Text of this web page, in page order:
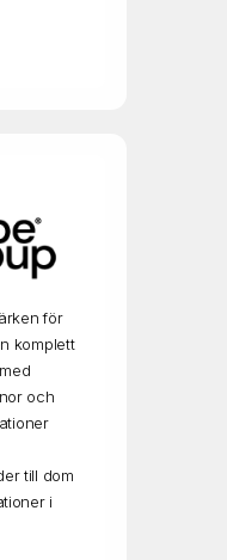
för
komplett
och
till dom
i